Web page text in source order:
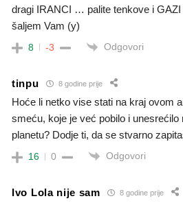
dragi IRANCI … palite tenkove i
šaljem Vam (y)
8 -3 Odgovori
tinpu 8 godine prije
Hoće li netko vise stati na kraj ovom
smeću, koje je već pobilo i unesrećilo
planetu? Dodje ti, da se stvarno
16 0 Odgovori
Ivo Lola nije sam 8 godine prije